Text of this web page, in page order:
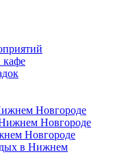
кафе
Новгороде
Новгороде
Новгороде
в Нижнем